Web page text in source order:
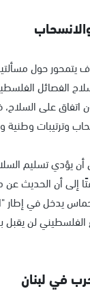
يتمحور حول
الفصائل
اتفاق على
وترتيبات وطنية
يؤدي تسليم
إلى أن الحديث عن
يدخل في إطار
الفلسطيني لن
في لبنان